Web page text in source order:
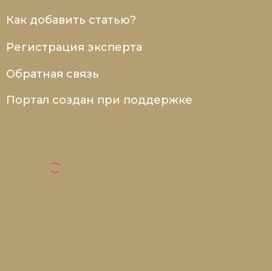
Как добавить статью?
Регистрация эксперта
Обратная связь
Портал создан при поддержке